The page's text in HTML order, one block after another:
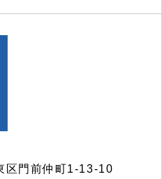
門前仲町1-13-10